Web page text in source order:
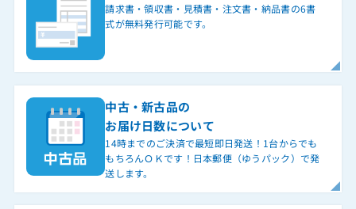
請求書・領収書・見積書・注文書・納品書の6書
式が無料発行可能です。
中古・新古品の
お届け日数について
14時までのご決済で最短即日発送！1台からでも
もちろんＯＫです！日本郵便（ゆうパック）で発
送します。